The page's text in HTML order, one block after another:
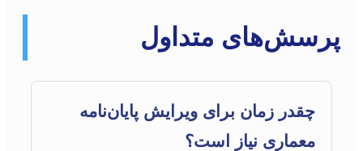
پرسش‌های متداول
چقدر زمان برای ویرایش پایان‌نامه
معماری نیاز است؟